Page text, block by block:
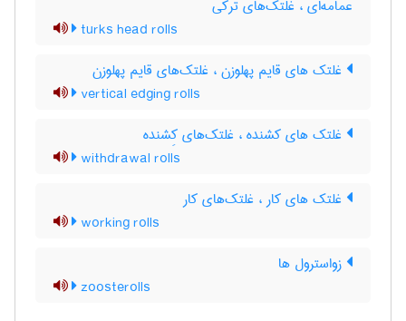
عمامه‌ای ، غلتک‌های ترکی
turks head rolls
غلتک های قایم پهلوزن ، غلتک‌های قایم پهلوزن
vertical edging rolls
غلتک های کشنده ، غلتک‌های کِشنده
withdrawal rolls
غلتک های کار ، غلتک‌های کار
working rolls
زواسترول ها
zoosterolls